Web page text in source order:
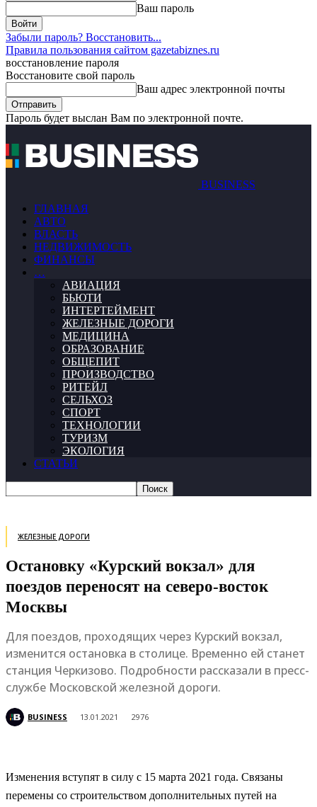
Ваш пароль
Забыли пароль? Восстановить...
Правила пользования сайтом gazetabiznes.ru
восстановление пароля
Восстановите свой пароль
Ваш адрес электронной почты
Пароль будет выслан Вам по электронной почте.
BUSINESS
ГЛАВНАЯ
АВТО
ВЛАСТЬ
НЕДВИЖИМОСТЬ
ФИНАНСЫ
…
АВИАЦИЯ
БЬЮТИ
ИНТЕРТЕЙМЕНТ
ЖЕЛЕЗНЫЕ ДОРОГИ
МЕДИЦИНА
ОБРАЗОВАНИЕ
ОБЩЕПИТ
ПРОИЗВОДСТВО
РИТЕЙЛ
СЕЛЬХОЗ
СПОРТ
ТЕХНОЛОГИИ
ТУРИЗМ
ЭКОЛОГИЯ
СТАТЬИ
ЖЕЛЕЗНЫЕ ДОРОГИ
Остановку «Курский вокзал» для
поездов переносят на северо-восток
Москвы
Для поездов, проходящих через Курский вокзал,
изменится остановка в столице. Временно ей станет
станция Черкизово. Подробности рассказали в пресс-
службе Московской железной дороги.
BUSINESS 13.01.2021 2976
Изменения вступят в силу с 15 марта 2021 года. Связаны
перемены со строительством дополнительных путей на